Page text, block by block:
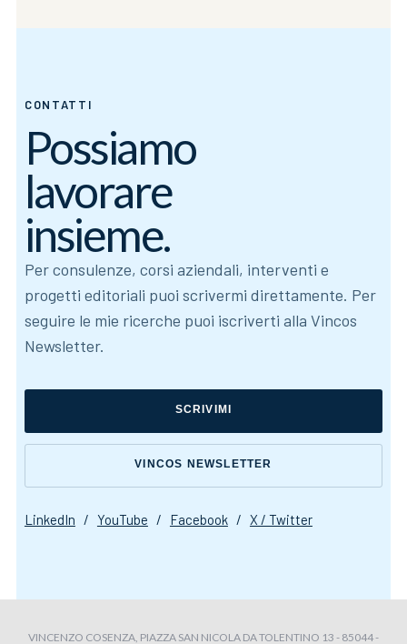
CONTATTI
Possiamo
lavorare
insieme.
Per consulenze, corsi aziendali, interventi e
progetti editoriali puoi scrivermi direttamente. Per
seguire le mie ricerche puoi iscriverti alla Vincos
Newsletter.
SCRIVIMI
VINCOS NEWSLETTER
LinkedIn / YouTube / Facebook/ X / Twitter
VINCENZO COSENZA, PIAZZA SAN NICOLA DA TOLENTINO 13 - 85044 -